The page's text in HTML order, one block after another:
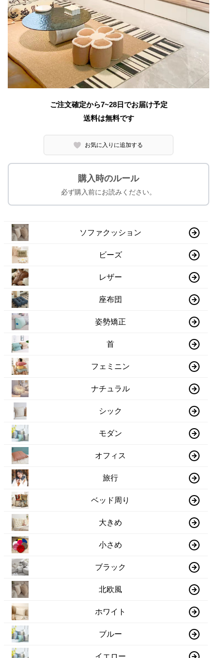
ご注文確定から7~28日でお届け予定
送料は無料です
お気に入りに追加する
購入時のルール
必ず購入前にお読みください。
ソファクッション
ビーズ
レザー
座布団
姿勢矯正
首
フェミニン
ナチュラル
シック
モダン
オフィス
旅行
ベッド周り
大きめ
小さめ
ブラック
北欧風
ホワイト
ブルー
イエロー